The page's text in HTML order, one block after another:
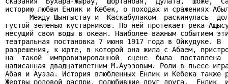
историю любви Енлик и Кебек, о походах и сражениях
Между Шынгыстау и  Каскабулаком  раскинулась
густой зеленью кустарников. По ней протекает река
несущий свои воды в океан. Наиболее важным событием
театральная постановка 7 июня 1917 года в Ойкудуке.
разрешения, к юрте, в которой она жила с Абаем,
на  такой  импровизированной  сцене  была
написанная двадцатилетним М.Ауэзовым. Роли в пьесе
Абая и Ауэза. История влюбленных Енлик и Кебека также
Жертвы родовой распри, полюбившие друг друга,  Енлик